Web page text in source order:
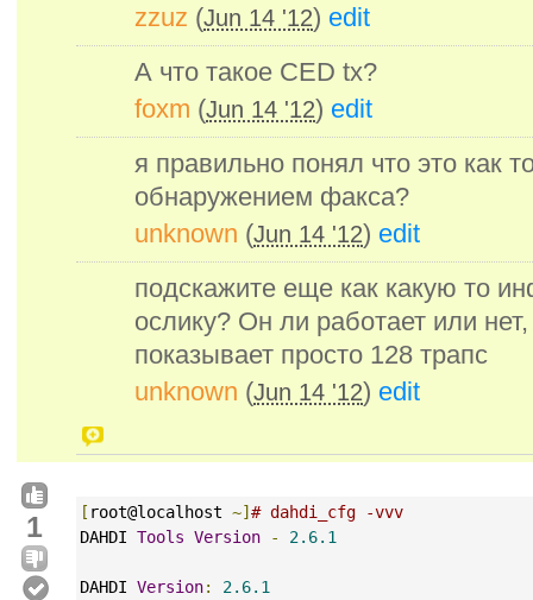
zzuz (Jun 14 '12) edit
А что такое CED tx?
foxm (Jun 14 '12) edit
я правильно понял что это как
обнаружением факса?
unknown (Jun 14 '12) edit
подскажите еще как какую то
ослику? Он ли работает или
показывает просто 128 трапс
unknown (Jun 14 '12) edit
1 [ root@localhost ~]# dahdi_cfg -vvv
DAHDI Tools Version - 2.6.1
DAHDI Version:
2.6.1